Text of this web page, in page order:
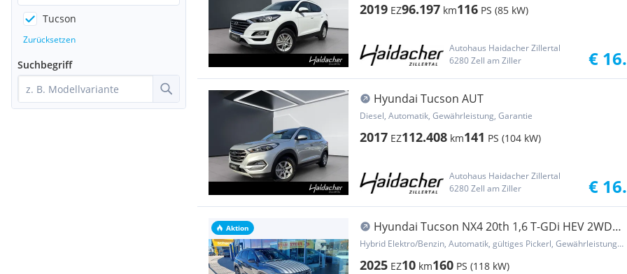
2019 EZ96.197 km116 PS (85 kW)
Autohaus Haidacher Zillertal
6280 Zell am Ziller
€
Hyundai Tucson AUT
Diesel, Automatik, Gewährleistung, Garantie
2017 EZ112.408 km141 PS (104 kW)
Autohaus Haidacher Zillertal
6280 Zell am Ziller
€
Aktion
Hyundai Tucson NX4 20th 1,6 T-GDi HEV 2WD
AT
Hybrid Elektro/Benzin, Automatik, gültiges Pickerl, Gewährleistung, Garantie
2025 EZ10 km160 PS (118 kW)
Tucson
Zurücksetzen
Suchbegriff